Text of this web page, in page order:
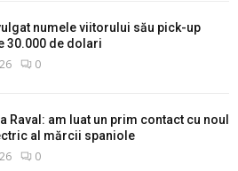
numele viitorului său pick-up
30.000 de dolari
0
Raval: am luat un prim contact cu noul
al mărcii spaniole
0